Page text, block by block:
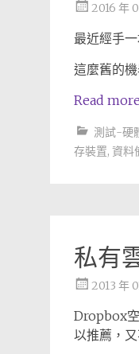
2016 年
最近經手
這麼舊的
Read more
測試-硬
存裝置, 資料
私有
2013 年
Dropbox
以推薦，